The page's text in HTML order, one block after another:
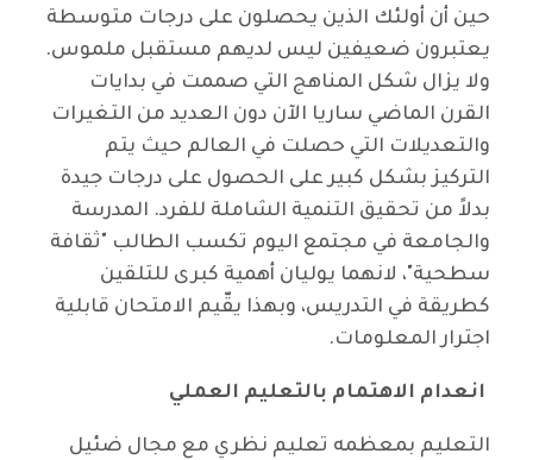
حين أن أولئك الذين يحصلون على درجات متوسطة
يعتبرون ضعيفين ليس لديهم مستقبل ملموس.
ولا يزال شكل المناهج التي صممت في بدايات
القرن الماضي ساريا الآن دون العديد من التغيرات
والتعديلات التي حصلت في العالم حيث يتم
التركيز بشكل كبير على الحصول على درجات جيدة
بدلاً من تحقيق التنمية الشاملة للفرد. المدرسة
والجامعة في مجتمع اليوم تكسب الطالب "ثقافة
سطحية"، لانهما يوليان أهمية كبرى للتلقين
كطريقة في التدريس، وبهذا يقّيم الامتحان قابلية
اجترار المعلومات.
انعدام الاهتمام بالتعليم العملي
التعليم بمعظمه تعليم نظري مع مجال ضئيل